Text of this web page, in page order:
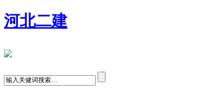
河北二建